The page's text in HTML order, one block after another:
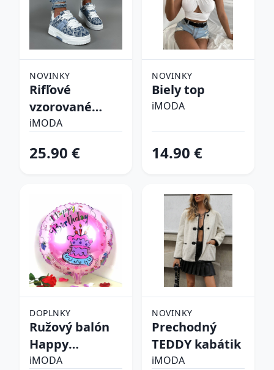
NOVINKY
Rifľové
vzorované
tenisky
iMODA
25.90 €
NOVINKY
Biely top
iMODA
14.90 €
DOPLNKY
Ružový balón
Happy
birthday
iMODA
NOVINKY
Prechodný
TEDDY kabátik
iMODA